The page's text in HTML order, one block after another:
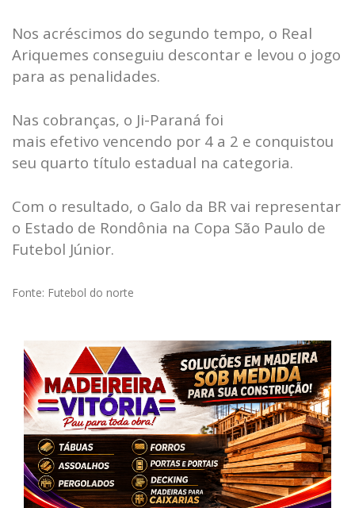
Nos acréscimos do segundo tempo, o Real
Ariquemes conseguiu descontar e levou o jogo
para as penalidades.
Nas cobranças, o Ji-Paraná foi
mais efetivo vencendo por 4 a 2 e conquistou
seu quarto título estadual na categoria.
Com o resultado, o Galo da BR vai representar
o Estado de Rondônia na Copa São Paulo de
Futebol Júnior.
Fonte: Futebol do norte